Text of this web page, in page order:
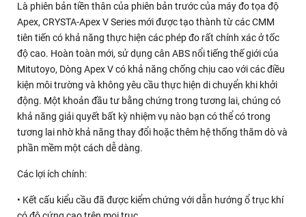
Là phiên bản tiền thân của phiên bản trước của máy đo tọa độ
Apex, CRYSTA-Apex V Series mới được tạo thành từ các CMM
tiên tiến có khả năng thực hiện các phép đo rất chính xác ở tốc
độ cao. Hoàn toàn mới, sử dụng cân ABS nổi tiếng thế giới của
Mitutoyo, Dòng Apex V có khả năng chống chịu cao với các điều
kiện môi trường và không yêu cầu thực hiện di chuyển khi khởi
động. Một khoản đầu tư bằng chứng trong tương lai, chúng có
khả năng giải quyết bất kỳ nhiệm vụ nào bạn có thể có trong
tương lai nhờ khả năng thay đổi hoặc thêm hệ thống thăm dò và
phần mềm một cách dễ dàng.
Các lợi ích chính:
• Kết cấu kiểu cầu đã được kiểm chứng với dẫn hướng ổ trục khí